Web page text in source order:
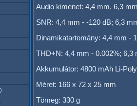
Audio kimenet: 4,4 mm, 6,3
SNR: 4,4 mm - -120 dB; 6,3
Dinamikatartomány: 4,4 mm -
THD+N: 4,4 mm - 0.002%; 6,3
Akkumulátor: 4800 mAh Li-Poly
Méret: 166 x 72 x 25 mm
Tömeg: 330 g